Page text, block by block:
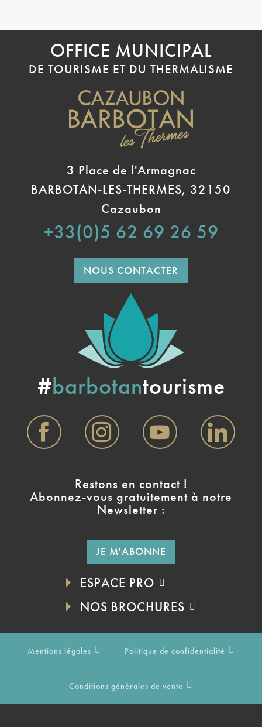
OFFICE MUNICIPAL
DE TOURISME ET DU THERMALISME
3 Place de l'Armagnac
BARBOTAN-LES-THERMES, 32150
Cazaubon
+33(0)5 62 69 26 59
NOUS CONTACTER
#barbotantourisme
Restons en contact !
Abonnez-vous gratuitement à notre
Newsletter :
JE M'ABONNE
ESPACE PRO
NOS BROCHURES
Mentions légales Politique de confidentialité
Conditions générales de vente